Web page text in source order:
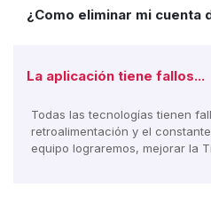
¿Como eliminar mi cuenta
La aplicación tiene fallos...
Todas las tecnologías tienen
retroalimentación y el
equipo lograremos, mejorar la